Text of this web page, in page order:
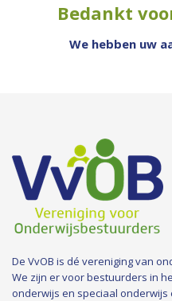
Bedankt
We hebben uw
De VvOB is dé vereniging van
We zijn er voor bestuurders in
onderwijs en speciaal